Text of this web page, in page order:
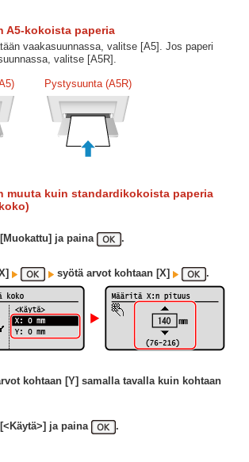
A5-kokoista paperia
vaakasuunnassa, valitse [A5]. Jos paperi
valitse [A5R].
Pystysuunta (A5R)
muuta kuin standardikokoista paperia
ja paina .
syötä arvot kohtaan [X] .
kohtaan [Y] samalla tavalla kuin kohtaan
ja paina .